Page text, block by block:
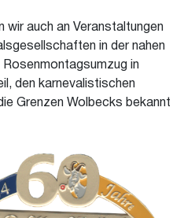
wir auch an Veranstaltungen
in der nahen
Rosenmontagsumzug in
den karnevalistischen
Grenzen Wolbecks bekannt